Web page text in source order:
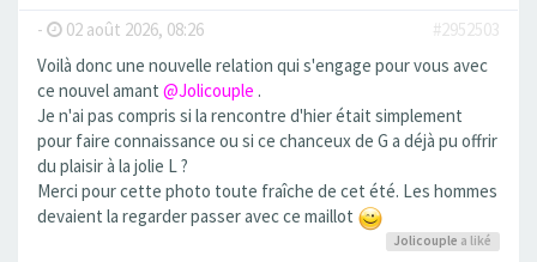
- 02 août 2026, 08:26
#2952503
Voilà donc une nouvelle relation qui s'engage pour vous avec
ce nouvel amant @Jolicouple .
Je n'ai pas compris si la rencontre d'hier était simplement
pour faire connaissance ou si ce chanceux de G a déjà pu offrir
du plaisir à la jolie L ?
Merci pour cette photo toute fraîche de cet été. Les hommes
devaient la regarder passer avec ce maillot
Jolicouple a liké